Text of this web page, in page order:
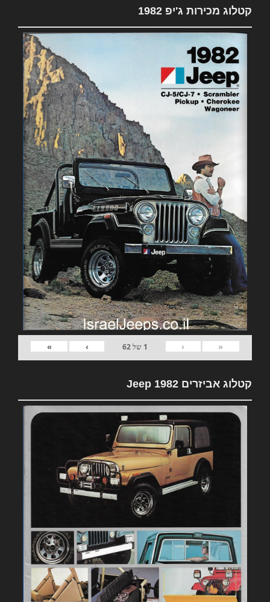
קטלוג מכירות ג'יפ 1982
«
‹
1 של62
›
»
קטלוג אביזרים 1982 Jeep